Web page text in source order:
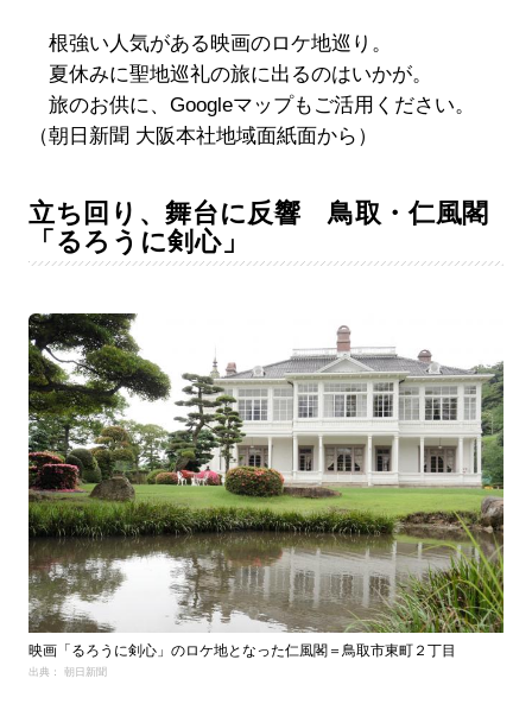
根強い人気がある映画のロケ地巡り。
夏休みに聖地巡礼の旅に出るのはいかが。
旅のお供に、Googleマップもご活用ください。
（朝日新聞 大阪本社地域面紙面から）
立ち回り、舞台に反響 鳥取・仁風閣
「るろうに剣心」
映画「るろうに剣心」のロケ地となった仁風閣＝鳥取市東町２丁目
出典： 朝日新聞